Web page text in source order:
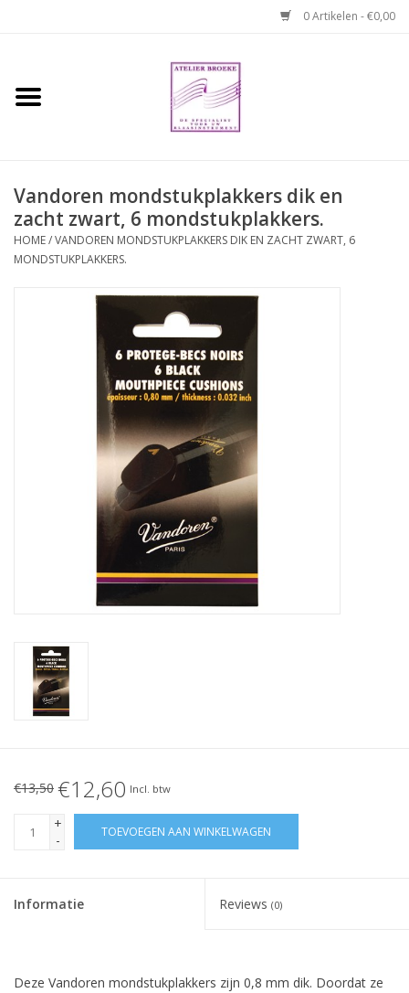
0 Artikelen - €0,00
Home
Reparaties en
abonnementen
Verhuur hobo's
Vandoren mondstukplakkers dik en
zacht zwart, 6 mondstukplakkers.
HOME/VANDOREN MONDSTUKPLAKKERS DIK EN ZACHT ZWART, 6
MONDSTUKPLAKKERS.
€13,50 €12,60 Incl. btw
+
-
TOEVOEGEN AAN WINKELWAGEN
Informatie Reviews (0)
Deze Vandoren mondstukplakkers zijn 0,8 mm dik. Doordat ze